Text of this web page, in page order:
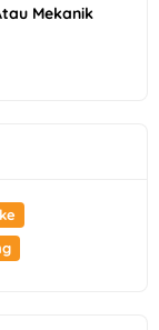
Mekanik